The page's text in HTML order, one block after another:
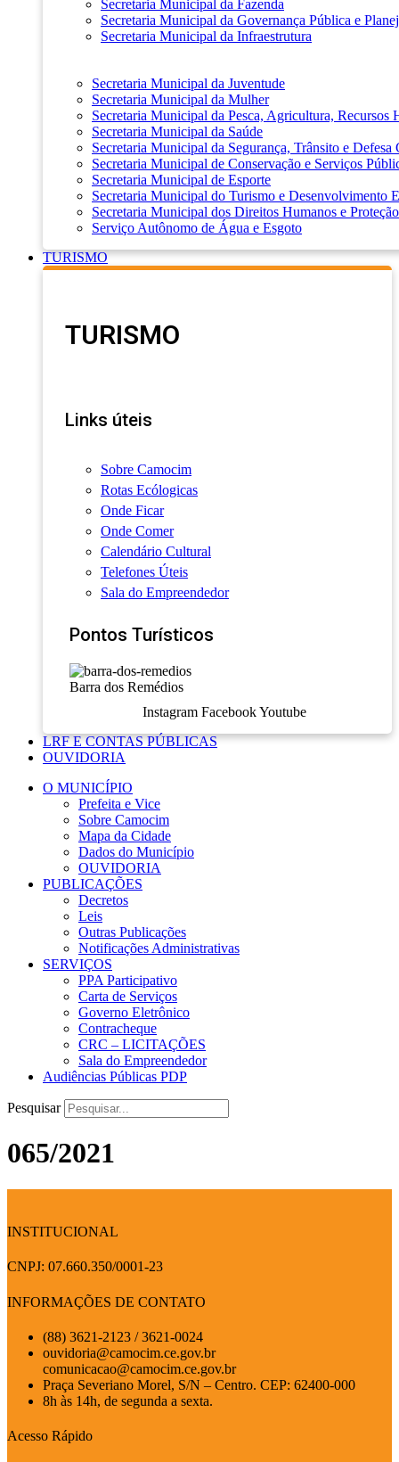
Secretaria Municipal da Fazenda
Secretaria Municipal da Governança Pública e
Secretaria Municipal da Infraestrutura
Secretaria Municipal da Juventude
Secretaria Municipal da Mulher
Secretaria Municipal da Pesca, Agricultura, Recursos
Secretaria Municipal da Saúde
Secretaria Municipal da Segurança, Trânsito e Defesa
Secretaria Municipal de Conservação e Serviços
Secretaria Municipal de Esporte
Secretaria Municipal do Turismo e Desenvolvimento
Secretaria Municipal dos Direitos Humanos e
Serviço Autônomo de Água e Esgoto
TURISMO
TURISMO
Links úteis
Sobre Camocim
Rotas Ecólogicas
Onde Ficar
Onde Comer
Calendário Cultural
Telefones Úteis
Sala do Empreendedor
Pontos Turísticos
Barra dos Remédios
Instagram Facebook Youtube
LRF E CONTAS PÚBLICAS
OUVIDORIA
O MUNICÍPIO
Prefeita e Vice
Sobre Camocim
Mapa da Cidade
Dados do Município
OUVIDORIA
PUBLICAÇÕES
Decretos
Leis
Outras Publicações
Notificações Administrativas
SERVIÇOS
PPA Participativo
Carta de Serviços
Governo Eletrônico
Contracheque
CRC – LICITAÇÕES
Sala do Empreendedor
Audiências Públicas PDP
Pesquisar
065/2021
INSTITUCIONAL
CNPJ: 07.660.350/0001-23
INFORMAÇÕES DE CONTATO
(88) 3621-2123 / 3621-0024
ouvidoria@camocim.ce.gov.br
comunicacao@camocim.ce.gov.br
Praça Severiano Morel, S/N – Centro. CEP: 62400-000
8h às 14h, de segunda a sexta.
Acesso Rápido